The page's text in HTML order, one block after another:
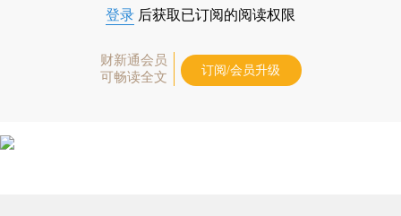
登录 后获取已订阅的阅读权限
财新通会员
可畅读全文
订阅/会员升级